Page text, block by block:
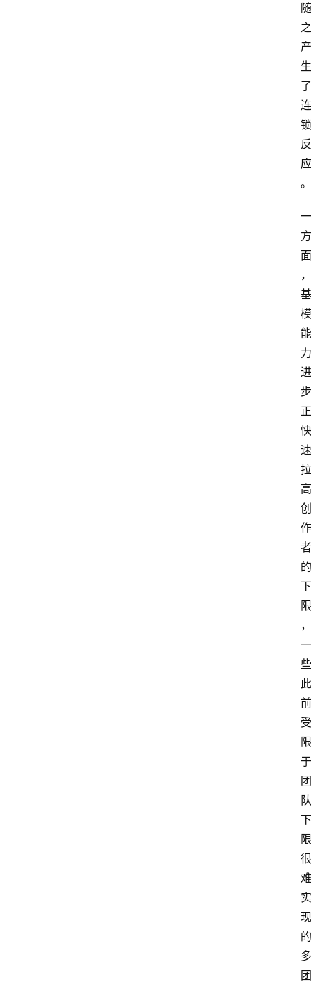
随
之
产
生
了
连
锁
反
应
。
一
方
面
，
基
模
能
力
进
步
正
快
速
拉
高
创
作
者
的
下
限
，
一
些
此
前
受
限
于
团
队
下
限
很
难
实
现
的
多
团